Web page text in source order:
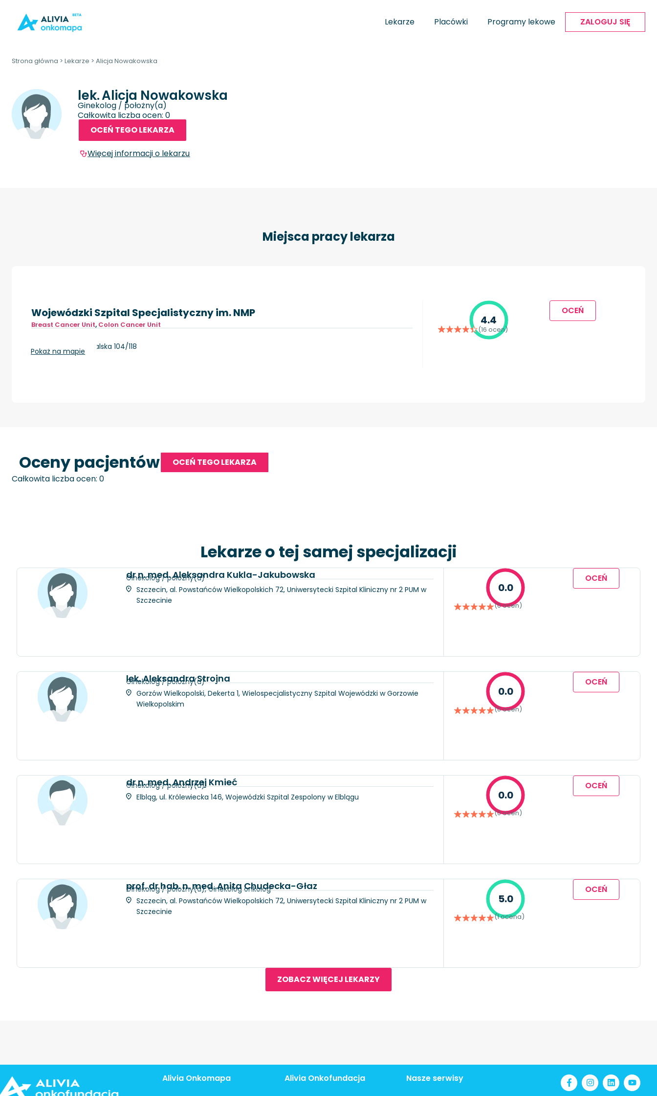
Lekarze Placówki Programy lekowe ZALOGUJ SIĘ
Strona główna > Lekarze > Alicja Nowakowska
lek.Alicja Nowakowska
Ginekolog / położny(a)
Całkowita liczba ocen: 0
OCEŃ TEGO LEKARZA
Więcej informacji o lekarzu
Miejsca pracy lekarza
Wojewódzki Szpital Specjalistyczny im. NMP
Breast Cancer Unit, Colon Cancer Unit
Częstochowa, Bialska 104/118
Pokaż na mapie
4.4
(16 ocen)
OCEŃ
Oceny pacjentów
OCEŃ TEGO LEKARZA
Całkowita liczba ocen: 0
Lekarze o tej samej specjalizacji
dr n. med. Aleksandra Kukla-Jakubowska
Ginekolog / położny(a)
Szczecin, al. Powstańców Wielkopolskich 72, Uniwersytecki Szpital Kliniczny nr 2 PUM w
Szczecinie
0.0
(0 ocen)
OCEŃ
lek. Aleksandra Strojna
Ginekolog / położny(a)
Gorzów Wielkopolski, Dekerta 1, Wielospecjalistyczny Szpital Wojewódzki w Gorzowie
Wielkopolskim
0.0
(0 ocen)
OCEŃ
dr n. med. Andrzej Kmieć
Ginekolog / położny(a)
Elbląg, ul. Królewiecka 146, Wojewódzki Szpital Zespolony w Elblągu
0.0
(0 ocen)
OCEŃ
prof. dr hab. n. med. Anita Chudecka-Głaz
Ginekolog / położny(a), Ginekolog onkolog
Szczecin, al. Powstańców Wielkopolskich 72, Uniwersytecki Szpital Kliniczny nr 2 PUM w
Szczecinie
5.0
(1 ocena)
OCEŃ
ZOBACZ WIĘCEJ LEKARZY
Alivia Onkomapa Alivia Onkofundacja Nasze serwisy